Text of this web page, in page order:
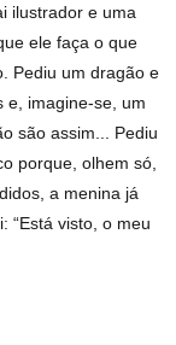
ilustrador e uma
ele faça o que
Pediu um dragão e
e, imagine-se, um
são assim... Pediu
porque, olhem só,
a menina já
“Está visto, o meu